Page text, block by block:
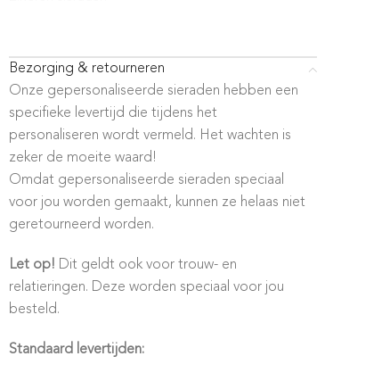
Bezorging & retourneren
Onze gepersonaliseerde sieraden hebben een
specifieke levertijd die tijdens het
personaliseren wordt vermeld. Het wachten is
zeker de moeite waard!
Omdat gepersonaliseerde sieraden speciaal
voor jou worden gemaakt, kunnen ze helaas niet
geretourneerd worden.
Let op! Dit geldt ook voor trouw- en
relatieringen. Deze worden speciaal voor jou
besteld.
Standaard levertijden: